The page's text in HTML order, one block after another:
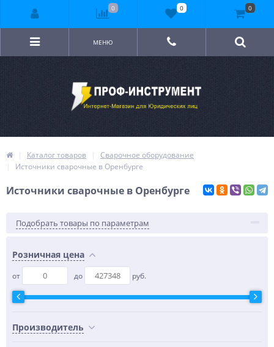
МЕНЮ
Каталог товаров
Сварочное оборудование
Источники сварочные в Оренбурге
Источники сварочные в Оренбурге
Подобрать товары по параметрам
Розничная цена
от до руб.
Производитель
0 0 0